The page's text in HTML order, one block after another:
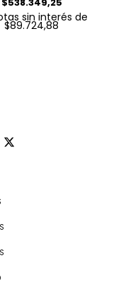
sin interés de
$89.724,88